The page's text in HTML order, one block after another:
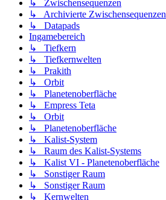
↳ Zwischensequenzen
↳ Archivierte Zwischensequenzen
↳ Datapads
Ingamebereich
↳ Tiefkern
↳ Tiefkernwelten
↳ Prakith
↳ Orbit
↳ Planetenoberfläche
↳ Empress Teta
↳ Orbit
↳ Planetenoberfläche
↳ Kalist-System
↳ Raum des Kalist-Systems
↳ Kalist VI - Planetenoberfläche
↳ Sonstiger Raum
↳ Sonstiger Raum
↳ Kernwelten